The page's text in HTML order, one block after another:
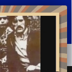
POLÍTICA